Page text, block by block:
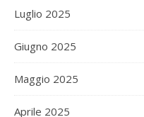
Luglio 2025
Giugno 2025
Maggio 2025
Aprile 2025